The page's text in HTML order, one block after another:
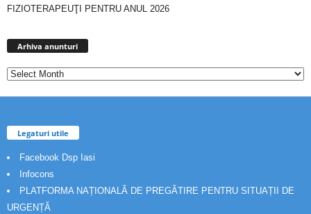
FIZIOTERAPEUŢI PENTRU ANUL 2026
Arhiva anunturi
Legaturi utile
Facebook Dsp Iasi
Infocons
PLATFORMA NAȚIONALĂ DE PREGĂTIRE PENTRU SITUAȚII DE
URGENȚĂ